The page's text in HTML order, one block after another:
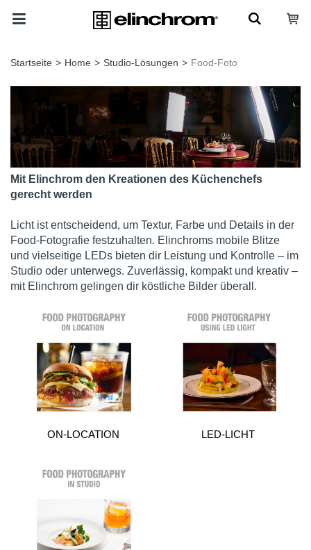
Startseite > Home > Studio-Lösungen > Food-Foto
Mit Elinchrom den Kreationen des Küchenchefs
gerecht werden
Licht ist entscheidend, um Textur, Farbe und Details in der
Food-Fotografie festzuhalten. Elinchroms mobile Blitze
und vielseitige LEDs bieten dir Leistung und Kontrolle – im
Studio oder unterwegs. Zuverlässig, kompakt und kreativ –
mit Elinchrom gelingen dir köstliche Bilder überall.
ON-LOCATION LED-LICHT